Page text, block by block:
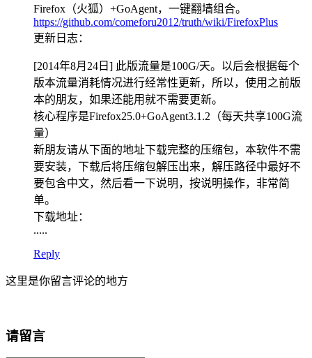
Firefox（火狐）+GoAgent，一键翻墙组合。
https://github.com/comeforu2012/truth/wiki/FirefoxPlus
更新日志：
[2014年8月24日] 此版流量是100G/天。以后会根据每个
版本流量消耗情况进行经常性更新，所以，使用之前版
本的朋友，如果还能用就不需要更新。
核心程序是Firefox25.0+GoAgent3.1.2（每天共享100G流
量）
新朋友请从下面的地址下载完整的压缩包，本软件不需
要安装，下载后将压缩包解压出来，解压路径中最好不
要包含中文，然后看一下说明，按说明操作，非常简
单。
下载地址：
.....
Reply
这里是你留言评论的地方
请留言